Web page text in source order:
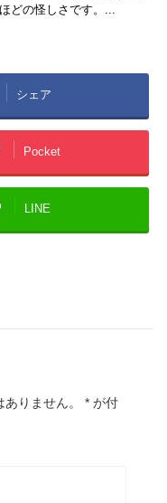
どの怪しさです。...
シェア
Pocket
LINE
りません。 * が付